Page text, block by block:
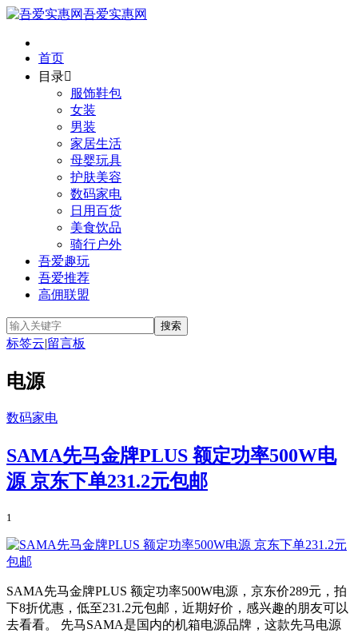
吾爱实惠网
首页
目录
服饰鞋包
女装
男装
家居生活
母婴玩具
护肤美容
数码家电
日用百货
美食饮品
骑行户外
吾爱趣玩
吾爱推荐
高佣联盟
标签云|留言板
电源
数码家电
SAMA先马金牌PLUS 额定功率500W电
源 京东下单231.2元包邮
1
SAMA先马金牌PLUS 额定功率500W电源，京东价289元，拍
下8折优惠，低至231.2元包邮，近期好价，感兴趣的朋友可以
去看看。 先马SAMA是国内的机箱电源品牌，这款先马电源